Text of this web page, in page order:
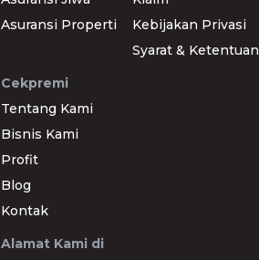
Asuransi Properti
Kebijakan Privasi
Syarat & Ketentuan
Cekpremi
Tentang Kami
Bisnis Kami
Profit
Blog
Kontak
Alamat Kami di